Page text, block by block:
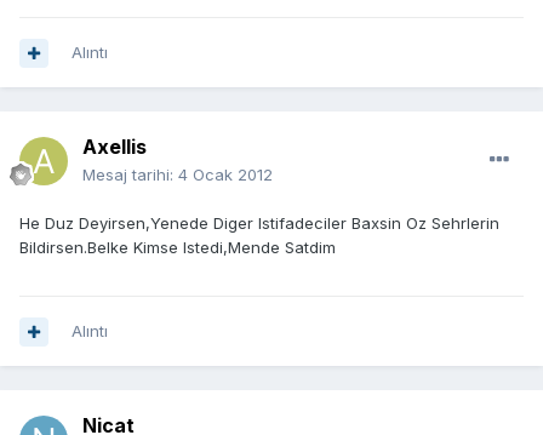
Alıntı
Axellis
Mesaj tarihi: 4 Ocak 2012
He Duz Deyirsen,Yenede Diger Istifadeciler Baxsin Oz Sehrlerin
Bildirsen.Belke Kimse Istedi,Mende Satdim
Alıntı
Nicat